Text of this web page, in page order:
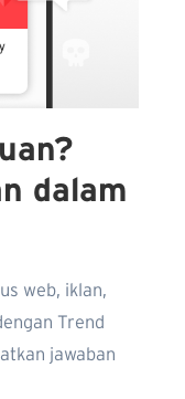
dalam
web, iklan,
Trend
jawaban